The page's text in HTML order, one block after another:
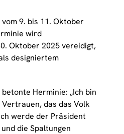
9. bis 11. Oktober
wird
Oktober 2025 vereidigt,
designiertem
Herminie: „Ich bin
das das Volk
werde der Präsident
die Spaltungen